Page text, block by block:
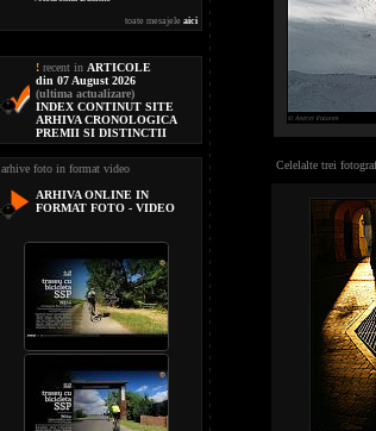
toate mesajele aici
! recent in ARTICOLE
din 07 August 2026
(ultima actualizare)
INDEX CONTINUT SITE
ARHIVA CRONOLOGICA
PREMII SI DISTINCTII
arhive foto in format video
ARHIVA ONLINE IN
FORMAT FOTO - VIDEO
Celelalte trei